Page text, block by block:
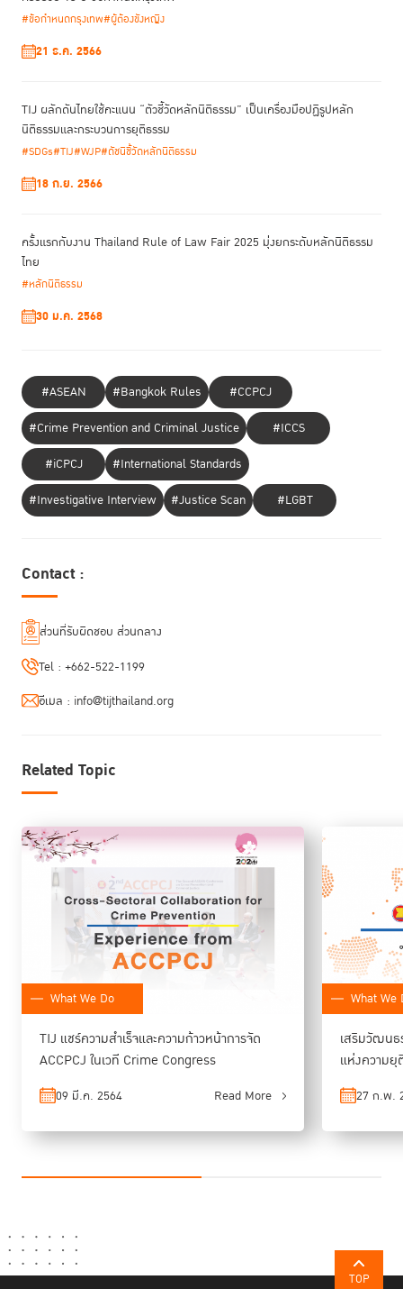
#ข้อกำหนดกรุงเทพ#ผู้ต้องขังหญิง
21 ธ.ค. 2566
TIJ ผลักดันไทยใช้คะแนน “ตัวชี้วัดหลักนิติธรรม” เป็นเครื่องมือปฏิรูปหลัก
นิติธรรมและกระบวนการยุติธรรม
#SDGs#TIJ#WJP#ดัชนีชี้วัดหลักนิติธรรม
18 ก.ย. 2566
ครั้งแรกกับงาน Thailand Rule of Law Fair 2025 มุ่งยกระดับหลักนิติธรรม
ไทย
#หลักนิติธรรม
30 ม.ค. 2568
#ASEAN #Bangkok Rules
#CCPCJ
#Crime Prevention and Criminal Justice
#ICCS
#iCPCJ
#International Standards
#Investigative Interview
#Justice Scan #LGBT
Contact :
ส่วนที่รับผิดชอบ ส่วนกลาง
Tel : +662-522-1199
อีเมล : info@tijthailand.org
Related Topic
What We Do
TIJ แชร์ความสำเร็จและความก้าวหน้าการจัด
ACCPCJ ในเวที Crime Congress
09 มี.ค. 2564 Read More
What We
เสริมวัฒนธ
แห่งความ
27 ก.พ.
TOP